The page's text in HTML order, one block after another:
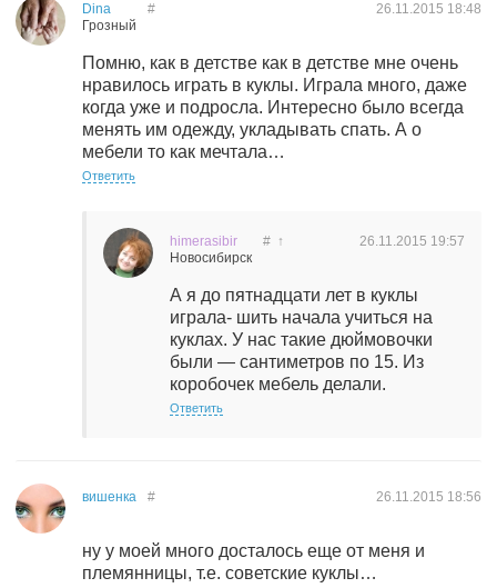
Dina
Грозный
26.11.2015 18:48
#
Помню, как в детстве как в детстве мне очень
нравилось играть в куклы. Играла много, даже
когда уже и подросла. Интересно было всегда
менять им одежду, укладывать спать. А о
мебели то как мечтала…
Ответить
himerasibir
Новосибирск
26.11.2015 19:57
# ↑
А я до пятнадцати лет в куклы
играла- шить начала учиться на
куклах. У нас такие дюймовочки
были — сантиметров по 15. Из
коробочек мебель делали.
Ответить
вишенка 26.11.2015 18:56
#
ну у моей много досталось еще от меня и
племянницы, т.е. советские куклы…